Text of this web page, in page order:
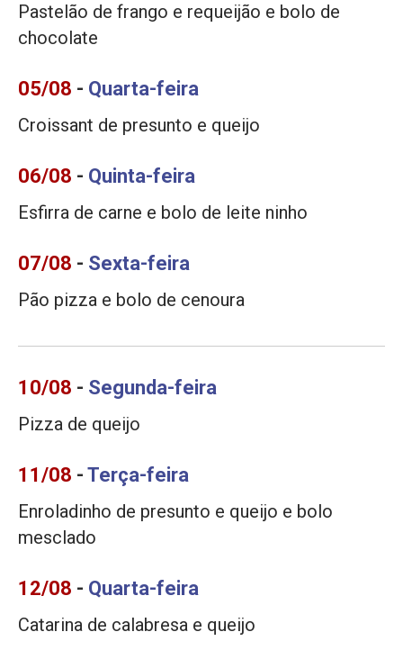
Pastelão de frango e requeijão e bolo de
chocolate
05/08 - Quarta-feira
Croissant de presunto e queijo
06/08 - Quinta-feira
Esfirra de carne e bolo de leite ninho
07/08 - Sexta-feira
Pão pizza e bolo de cenoura
10/08 - Segunda-feira
Pizza de queijo
11/08 - Terça-feira
Enroladinho de presunto e queijo e bolo
mesclado
12/08 - Quarta-feira
Catarina de calabresa e queijo